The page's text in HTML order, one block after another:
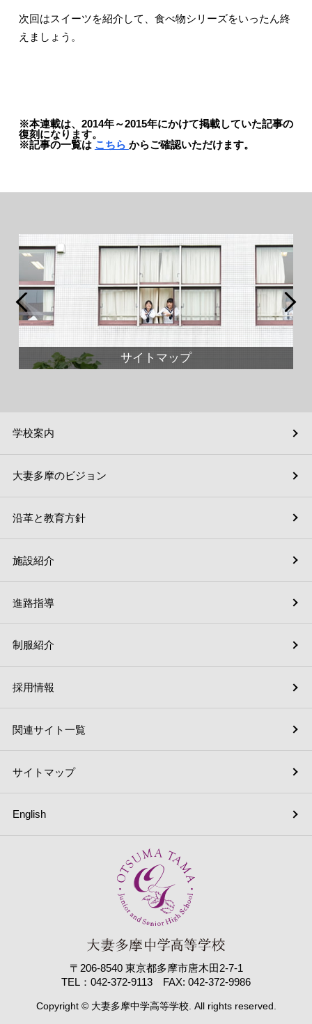
次回はスイーツを紹介して、食べ物シリーズをいったん終
えましょう。
※本連載は、2014年～2015年にかけて掲載していた記事の
復刻になります。
※記事の一覧は こちら からご確認いただけます。
サイトマップ
学校案内
施設紹介
採用情報
English
大妻多摩のビジョン
進路指導
関連サイト一覧
沿革と教育方針
制服紹介
サイトマップ
〒206-8540 東京都多摩市唐木田2-7-1
TEL：042-372-9113 FAX: 042-372-9986
Copyright © 大妻多摩中学高等学校. All rights reserved.